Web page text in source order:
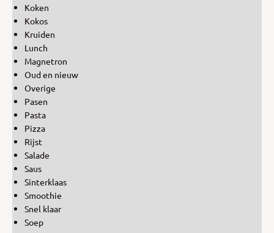
Koken
Kokos
Kruiden
Lunch
Magnetron
Oud en nieuw
Overige
Pasen
Pasta
Pizza
Rijst
Salade
Saus
Sinterklaas
Smoothie
Snel klaar
Soep